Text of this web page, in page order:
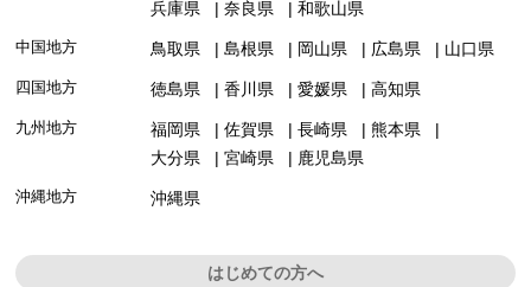
兵庫県
奈良県 和歌山県
中国地方 鳥取県 島根県 岡山県 広島県 山口県
四国地方 徳島県 香川県 愛媛県 高知県
九州地方 福岡県 佐賀県 長崎県
熊本県
大分県
宮崎県 鹿児島県
沖縄地方 沖縄県
はじめての方へ